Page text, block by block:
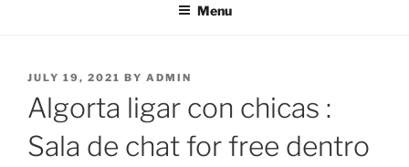
Menu
POSTED
JULY 19, 2021 BY ADMIN
Algorta ligar con chicas :
Sala de chat for free dentro